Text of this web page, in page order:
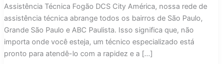
Assistência Técnica Fogão DCS City América, nossa rede de
assistência técnica abrange todos os bairros de São Paulo,
Grande São Paulo e ABC Paulista. Isso significa que, não
importa onde você esteja, um técnico especializado está
pronto para atendê-lo com a rapidez e a […]